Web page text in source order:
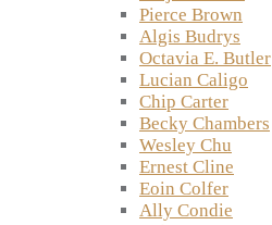
Pierce Brown
Algis Budrys
Octavia E. Butler
Lucian Caligo
Chip Carter
Becky Chambers
Wesley Chu
Ernest Cline
Eoin Colfer
Ally Condie